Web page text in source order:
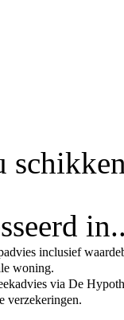
inclusief
woning.
via De
verzekeringen.